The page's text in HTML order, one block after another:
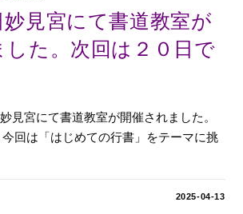
妙見宮にて書道教室が
した。次回は２０日で
見宮にて書道教室が開催されました。
回は「はじめての行書」をテーマに挑
2025-04-13